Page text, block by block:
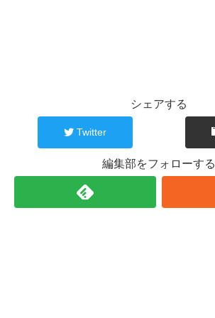
シェアする
Twitter
編集部をフォローする